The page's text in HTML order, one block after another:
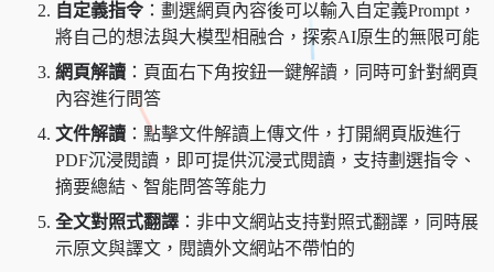
自定義指令 ：劃選網頁內容後可以輸入自定義Prompt，
將自己的想法與大模型相融合，探索AI原生的無限可能
網頁解讀 ：頁面右下角按鈕一鍵解讀，同時可針對網頁
內容進行問答
文件解讀 ：點擊文件解讀上傳文件，打開網頁版進行
PDF沉浸閱讀，即可提供沉浸式閱讀，支持劃選指令、
摘要總結、智能問答等能力
全文對照式翻譯 ：非中文網站支持對照式翻譯，同時展
示原文與譯文，閱讀外文網站不帶怕的